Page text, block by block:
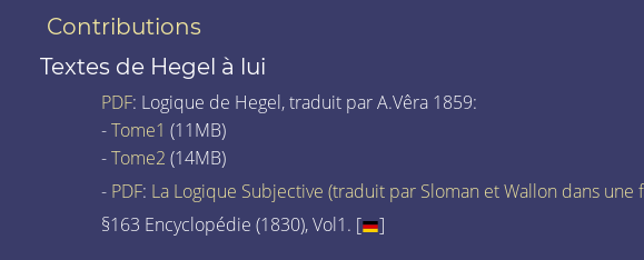
Contributions
Textes de Hegel à lui
PDF: Logique de Hegel, traduit par A.Vêra 1859:
-Tome1 (11MB)
-Tome2 (14MB)
- PDF: La Logique Subjective (traduit par Sloman et Wallon dans une
§163 Encyclopédie (1830), Vol1. [
]